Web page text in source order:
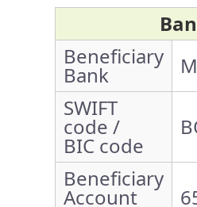
Beneficiary
Bank
SWIFT
code /
BIC code
Beneficiary
Account